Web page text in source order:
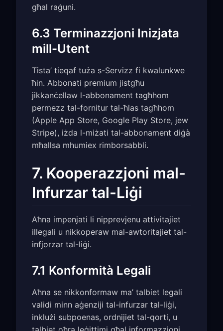
għal raġuni.
6.3 Terminazzjoni Inizjata
mill-Utent
Tista’ tieqaf tuża s-Servizz fi kwalunkwe
ħin. Abbonati premium jistgħu
jikkanċellaw l-abbonament tagħhom
permezz tal-fornitur tal-ħlas tagħhom
(Apple App Store, Google Play Store, jew
Stripe), iżda l-miżati tal-abbonament diġà
mħallsa mhumiex rimborsabbli.
7. Kooperazzjoni mal-
Infurzar tal-Liġi
Aħna impenjati li nipprevjenu attivitajiet
illegali u nikkoperaw mal-awtoritajiet tal-
infjorzar tal-liġi.
7.1 Konformità Legali
Aħna se nikkonformaw ma’ talbiet legali
validi minn aġenziji tal-infurzar tal-liġi,
inklużi subpoenas, ordnijiet tal-qorti, u